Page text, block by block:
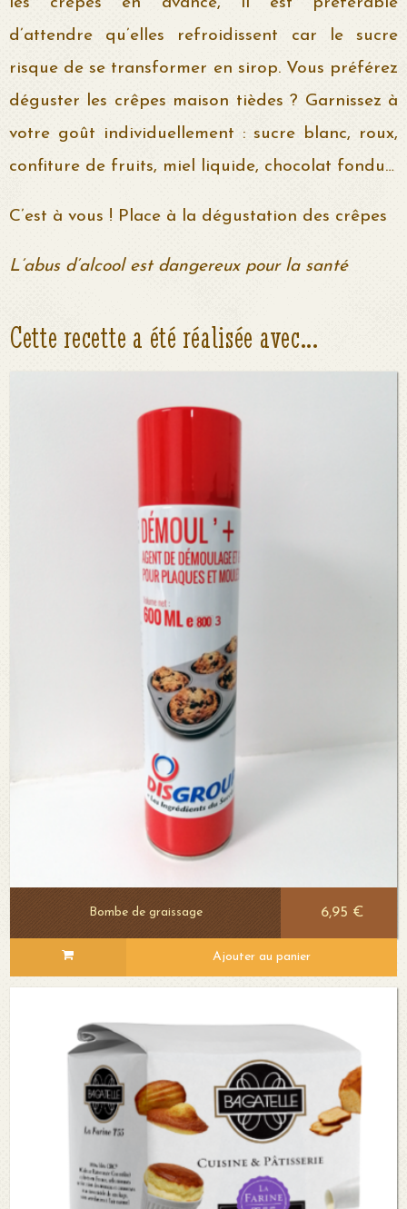
d’attendre qu’elles refroidissent car le sucre
risque de se transformer en sirop. Vous préférez
déguster les crêpes maison tièdes ? Garnissez à
votre goût individuellement : sucre blanc, roux,
confiture de fruits, miel liquide, chocolat fondu…
C’est à vous ! Place à la dégustation des crêpes
L’abus d’alcool est dangereux pour la santé
Cette recette a été réalisée avec...
Voir le détail
Bombe de graissage 6,95 €
Ajouter au panier